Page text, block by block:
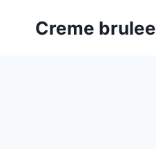
Creme brulee